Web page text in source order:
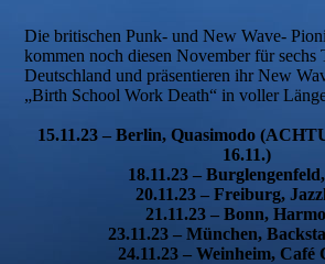
Die britischen Punk- und New Wave-
kommen noch diesen November für sechs
Deutschland und präsentieren ihr New
„Birth School Work Death“ in voller
15.11.23 – Berlin, Quasimodo
16.11.)
18.11.23 –
20.11.23 – Freiburg,
21.11.23 – Bonn,
23.11.23 – München,
24.11.23 – Weinheim, Café